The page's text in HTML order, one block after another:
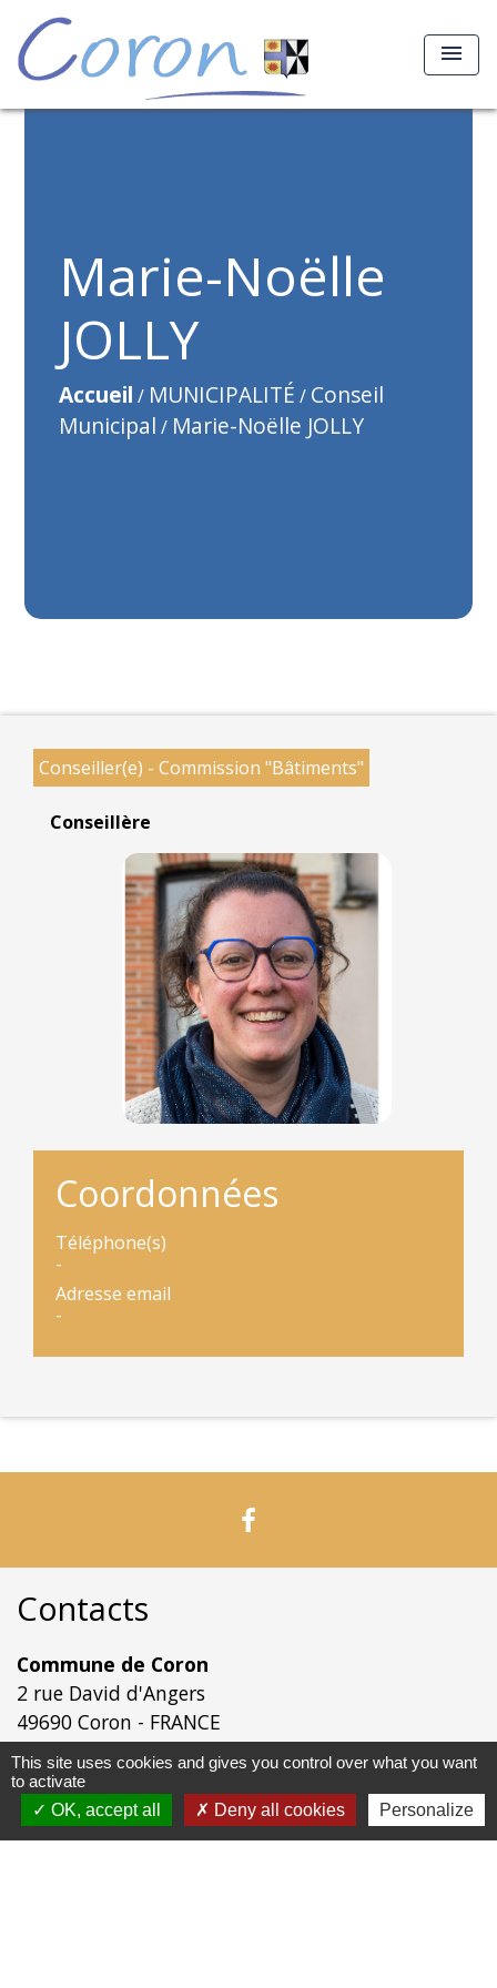
menu
Marie-Noëlle
JOLLY
Accueil / MUNICIPALITÉ / Conseil
Municipal / Marie-Noëlle JOLLY
Conseiller(e) - Commission "Bâtiments"
Conseillère
Coordonnées
Téléphone(s)
-
Adresse email
-
Contacts
Commune de Coron
2 rue David d'Angers
49690 Coron - FRANCE
+33 2 41 55 81 89
Contact
This site uses cookies and gives you control over what you want
to activate
OK, accept all
Deny all cookies Personalize